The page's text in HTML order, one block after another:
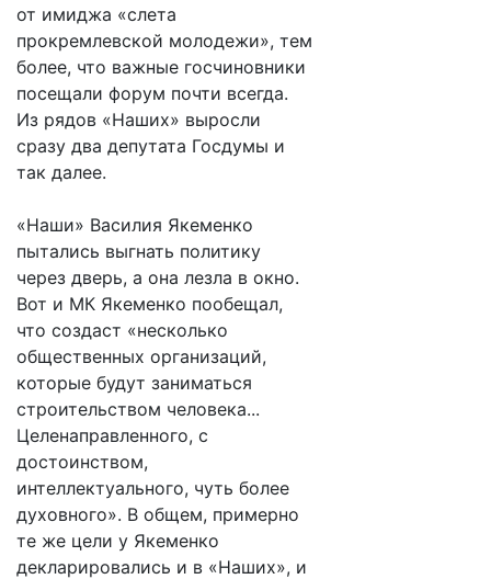
от имиджа «слета
прокремлевской молодежи», тем
более, что важные госчиновники
посещали форум почти всегда.
Из рядов «Наших» выросли
сразу два депутата Госдумы и
так далее.
«Наши» Василия Якеменко
пытались выгнать политику
через дверь, а она лезла в окно.
Вот и МК Якеменко пообещал,
что создаст «несколько
общественных организаций,
которые будут заниматься
строительством человека...
Целенаправленного, с
достоинством,
интеллектуального, чуть более
духовного». В общем, примерно
те же цели у Якеменко
декларировались и в «Наших», и